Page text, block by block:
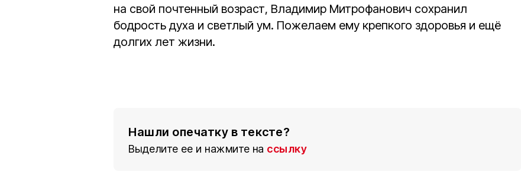
на свой почтенный возраст, Владимир Митрофанович сохранил
бодрость духа и светлый ум. Пожелаем ему крепкого здоровья и ещё
долгих лет жизни.
Нашли опечатку в тексте?
Выделите ее и нажмите на ссылку